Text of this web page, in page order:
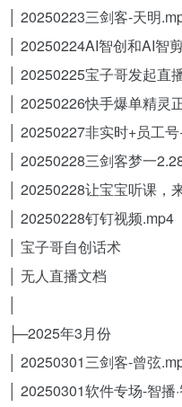
│ 20250223三剑客-天明
│ 20250224AI智创和AI智
│ 20250225宝子哥发起直
│ 20250226快手爆单精灵
│ 20250227非实时+员工
│ 20250228三剑客梦一
│ 20250228让宝宝听课
│ 20250228钉钉视频.mp4
│ 宝子哥自创话术
│ 无人直播文档
├─2025年3月份
│ 20250301三剑客-曾弦
│ 20250301软件专场-智播